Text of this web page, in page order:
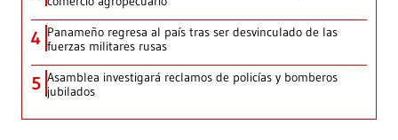
4 Panameño regresa al país tras ser desvinculado de las
fuerzas militares rusas
5 Asamblea investigará reclamos de policías y bomberos
jubilados